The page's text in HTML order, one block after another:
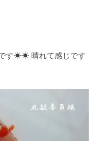
す☀☀ 晴れて感じです